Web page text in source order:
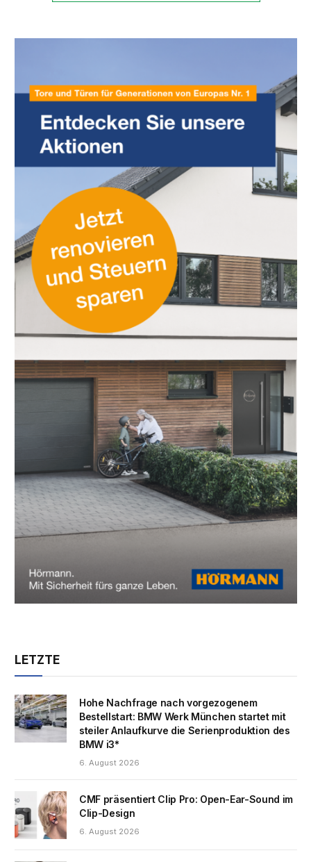
LETZTE
Hohe Nachfrage nach vorgezogenem
Bestellstart: BMW Werk München startet mit
steiler Anlaufkurve die Serienproduktion des
BMW i3*
6. August 2026
CMF präsentiert Clip Pro: Open-Ear-Sound im
Clip-Design
6. August 2026